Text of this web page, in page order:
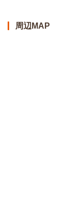
周辺MAP